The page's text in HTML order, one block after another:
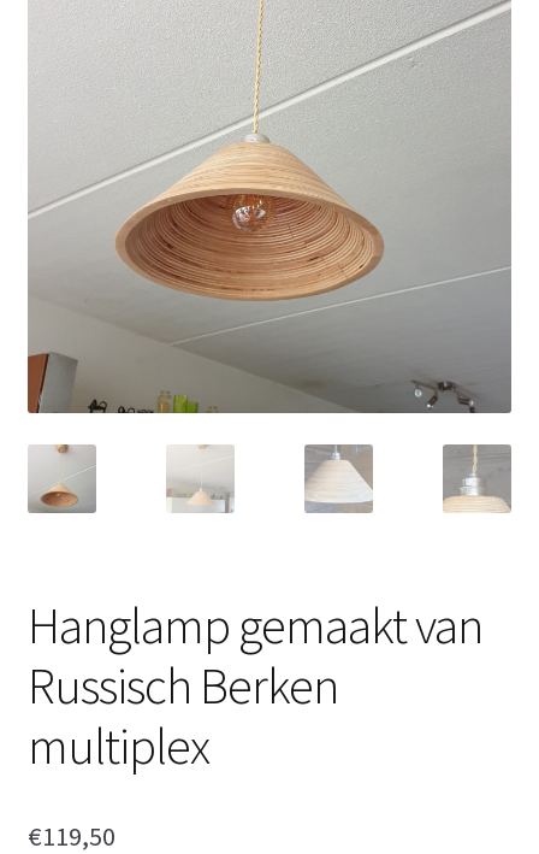
Home
In opdracht
Mijn account
Ook voor laser graveren
Privacy verklaring
Shaper Origin handgestuurde cnc frees
Uithangborden
Winkelmand
Hanglamp gemaakt van
Russisch Berken
multiplex
€119,50